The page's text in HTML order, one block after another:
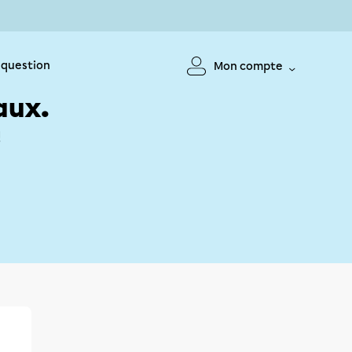
question Mon compte